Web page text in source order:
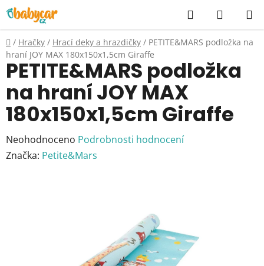
Přejít
na
obsah
Hledat
KOŠÍK
Domů
/ Hračky / Hrací deky a hrazdičky / PETITE&MARS podložka na
hraní JOY MAX 180x150x1,5cm Giraffe
PETITE&MARS podložka
na hraní JOY MAX
180x150x1,5cm Giraffe
Průměrné
hodnocení
Neohodnoceno Podrobnosti hodnocení
Značka: Petite&Mars